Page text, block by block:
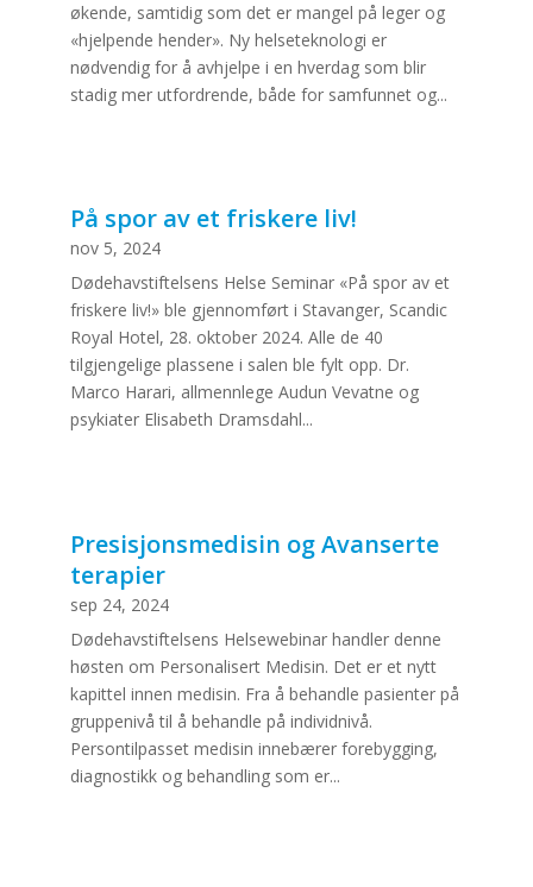
økende, samtidig som det er mangel på leger og
«hjelpende hender». Ny helseteknologi er
nødvendig for å avhjelpe i en hverdag som blir
stadig mer utfordrende, både for samfunnet og...
På spor av et friskere liv!
nov 5, 2024
Dødehavstiftelsens Helse Seminar «På spor av et
friskere liv!» ble gjennomført i Stavanger, Scandic
Royal Hotel, 28. oktober 2024. Alle de 40
tilgjengelige plassene i salen ble fylt opp. Dr.
Marco Harari, allmennlege Audun Vevatne og
psykiater Elisabeth Dramsdahl...
Presisjonsmedisin og Avanserte
terapier
sep 24, 2024
Dødehavstiftelsens Helsewebinar handler denne
høsten om Personalisert Medisin. Det er et nytt
kapittel innen medisin. Fra å behandle pasienter på
gruppenivå til å behandle på individnivå.
Persontilpasset medisin innebærer forebygging,
diagnostikk og behandling som er...